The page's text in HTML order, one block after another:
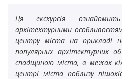
Ця екскурсія
архітектурними
центру міста на прикладі
популярних архітектурних
спадщиною міста, в межах
центрі міста поблизу